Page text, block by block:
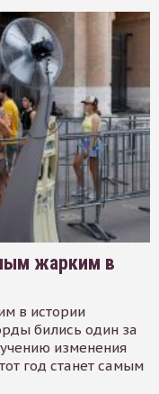
жарким в
в истории
бились один за
изменения
год станет самым